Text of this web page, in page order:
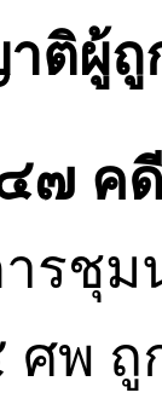
าติผู้
๗ ค
รชุ
ศพ